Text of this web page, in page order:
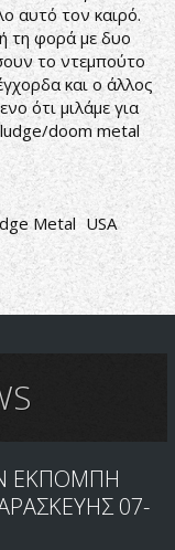
αυτό τον καιρό.
τη φορά με δυο
το ντεμπούτο
και ο άλλος
ότι μιλάμε για
doom metal
Metal USA
ΕΚΠΟΜΠΗ
07-